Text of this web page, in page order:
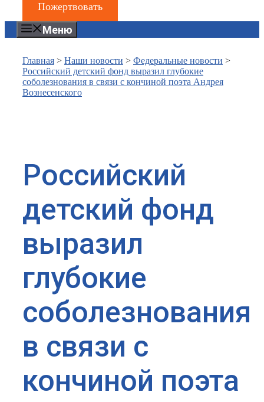
Пожертвовать
Меню
Главная > Наши новости > Федеральные новости >
Российский детский фонд выразил глубокие
соболезнования в связи с кончиной поэта Андрея
Вознесенского
Российский
детский фонд
выразил
глубокие
соболезнования
в связи с
кончиной поэта